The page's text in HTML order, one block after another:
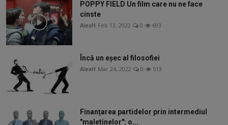
POPPY FIELD Un film care nu ne face
cinste
AlexH Feb 13, 2022 0 693
Încă un eșec al filosofiei
AlexH Mar 24, 2022 0 513
Finanțarea partidelor prin intermediul
"maletinelor": o...